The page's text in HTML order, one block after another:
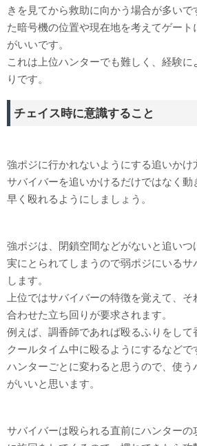
きを見てから救助に向かう場合が多いで
た暗号機の位置や現在地を考えてゲート
がいいです。
これは上位ハンターでも難しく、経験に
りです。
チェイス時に意識すること
強ポジに行かれないようにする追いかけ
サバイバーを追いかけるだけではなく動
早く殴れるようにしましょう。
強ポジは、閉鎖空間などがないと追いつ
実にとられてしまうので弱ポジにいるサ
します。
上位ではサバイバーの特徴を覚えて、そ
合わせた立ち回りが要求されます。
例えば、調香師であれば殴るふりをして
クールタイム中に殴るようにするなどで
ハンターごとに変わると思うので、使
がいいと思います。
サバイバーは殴られる直前にハンターの